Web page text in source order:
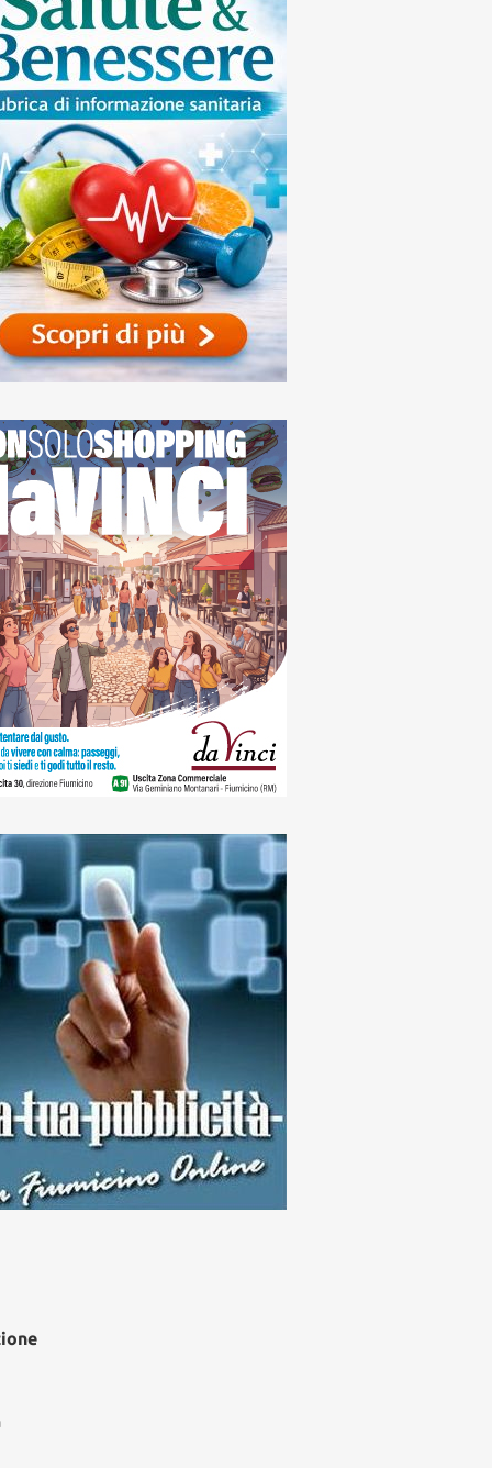
questa sera,
8 agosto, tutti
occhi al cielo:
“Stelle in Fattoria”
8 Agosto 2026